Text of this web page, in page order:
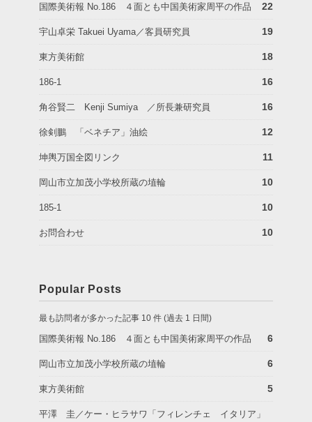
国際美術報 No.186 ４面とも中国美術家周平の作品 22
宇山卓栄 Takuei Uyama／客員研究員 19
東方美術館 18
186-1 16
角谷賢二 Kenji Sumiya ／所長兼研究員 16
徐剣鵬 「ベネチア」油絵 12
坤輿万国全図リンク 11
岡山市立加茂小学校所蔵の埴輪 10
185-1 10
お問合わせ 10
Popular Posts
最も訪問者が多かった記事 10 件 (過去 1 日間)
国際美術報 No.186 ４面とも中国美術家周平の作品 6
岡山市立加茂小学校所蔵の埴輪 6
東方美術館 5
平澤 圭／ケー・ヒラサワ「フィレンチェ イタリア」